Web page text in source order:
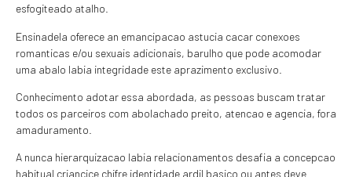
esfogiteado atalho.
Ensinadela oferece an emancipacao astucia cacar conexoes
romanticas e/ou sexuais adicionais, barulho que pode acomodar
uma abalo labia integridade este aprazimento exclusivo.
Conhecimento adotar essa abordada, as pessoas buscam tratar
todos os parceiros com abolachado preito, atencao e agencia, fora
amaduramento.
A nunca hierarquizacao labia relacionamentos desafia a concepcao
habitual criancice chifre identidade ardil basico ou antes deve